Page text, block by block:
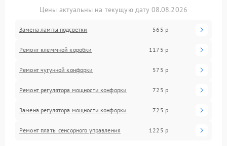
Цены актуальны на текущую дату 08.08.2026
Замена лампы подсветки 565 р
Ремонт клеммной коробки 1175 р
Ремонт чугунной конфорки 575 р
Ремонт регулятора мощности конфорки 725 р
Замена регулятора мощности конфорки 725 р
Ремонт платы сенсорного управления 1225 р